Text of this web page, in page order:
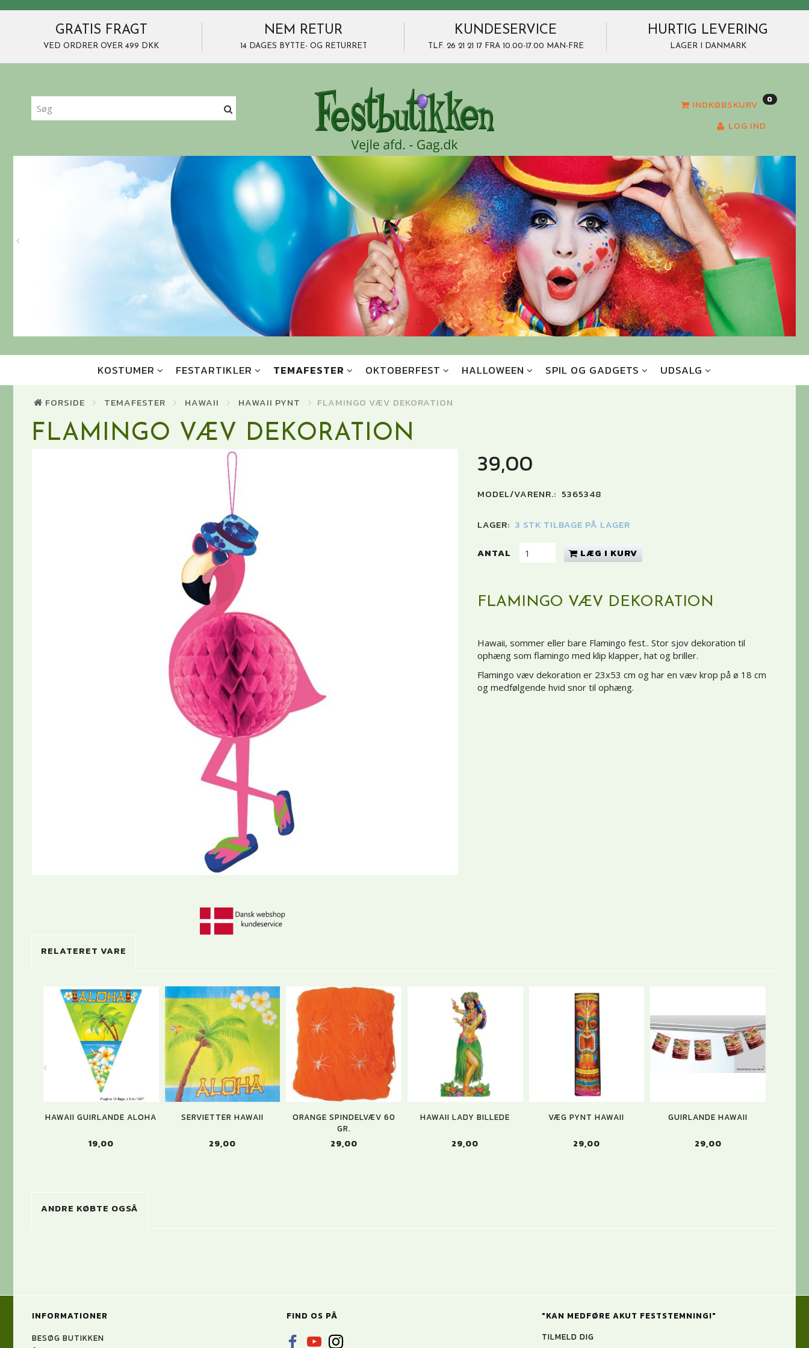
GRATIS FRAGT
VED ORDRER OVER 499 DKK
NEM RETUR
14 DAGES BYTTE- OG RETURRET
KUNDESERVICE
TLF. 26 21 21 17 FRA 10.00-17.00 MAN-FRE
HURTIG LEVERING
LAGER I DANMARK
INDKØBSKURV 0
LOG IND
KOSTUMER FESTARTIKLER TEMAFESTER OKTOBERFEST HALLOWEEN SPIL OG GADGETS UDSALG
FORSIDE TEMAFESTER HAWAII HAWAII PYNT FLAMINGO VÆV DEKORATION
FLAMINGO VÆV DEKORATION
39,00
MODEL/VARENR.: 5365348
LAGER: 3 STK TILBAGE PÅ LAGER
ANTAL LÆG I KURV
FLAMINGO VÆV DEKORATION
Hawaii, sommer eller bare Flamingo fest.. Stor sjov dekoration til
ophæng som flamingo med klip klapper, hat og briller.
Flamingo væv dekoration er 23x53 cm og har en væv krop på ø 18 cm
og medfølgende hvid snor til ophæng.
RELATERET VARE
HAWAII GUIRLANDE ALOHA
19,00
SERVIETTER HAWAII
29,00
ORANGE SPINDELVÆV 60
GR.
29,00
HAWAII LADY BILLEDE
29,00
VÆG PYNT HAWAII
29,00
GUIRLANDE HAWAII
29,00
ANDRE KØBTE OGSÅ
INFORMATIONER
BESØG BUTIKKEN
FIND OS PÅ
"KAN MEDFØRE AKUT FESTSTEMNING!"
TILMELD DIG